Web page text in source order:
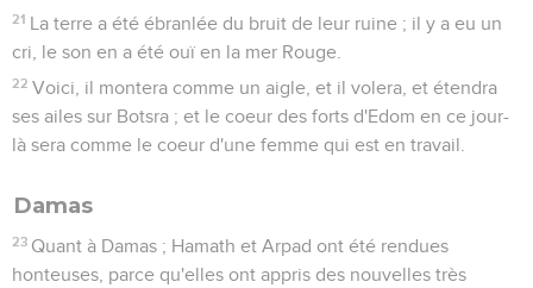
21 La terre a été ébranlée du bruit de leur ruine ; il y a eu un
cri, le son en a été ouï en la mer Rouge.
22 Voici, il montera comme un aigle, et il volera, et étendra
ses ailes sur Botsra ; et le coeur des forts d'Edom en ce jour-
là sera comme le coeur d'une femme qui est en travail.
Damas
23 Quant à Damas ; Hamath et Arpad ont été rendues
honteuses, parce qu'elles ont appris des nouvelles très